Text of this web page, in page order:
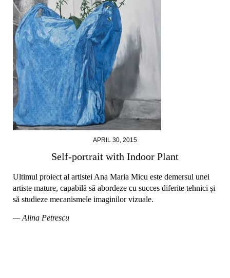
APRIL 30, 2015
Self-portrait with Indoor Plant
Ultimul proiect al artistei Ana Maria Micu este demersul unei
artiste mature, capabilă să abordeze cu succes diferite tehnici și
să studieze mecanismele imaginilor vizuale.
— Alina Petrescu